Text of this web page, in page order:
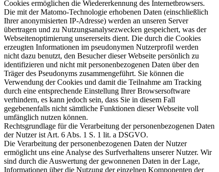
Cookies ermöglichen die Wiedererkennung des Internetbrowsers.
Die mit der Matomo-Technologie erhobenen Daten (einschließlich
Ihrer anonymisierten IP-Adresse) werden an unseren Server
übertragen und zu Nutzungsanalysezwecken gespeichert, was der
Webseitenoptimierung unsererseits dient. Die durch die Cookies
erzeugten Informationen im pseudonymen Nutzerprofil werden
nicht dazu benutzt, den Besucher dieser Webseite persönlich zu
identifizieren und nicht mit personenbezogenen Daten über den
Träger des Pseudonyms zusammengeführt. Sie können die
Verwendung der Cookies und damit die Teilnahme am Tracking
durch eine entsprechende Einstellung Ihrer Browsersoftware
verhindern, es kann jedoch sein, dass Sie in diesem Fall
gegebenenfalls nicht sämtliche Funktionen dieser Webseite voll
umfänglich nutzen können.
Rechtsgrundlage für die Verarbeitung der personenbezogenen Daten
der Nutzer ist Art. 6 Abs. 1 S. 1 lit. a DSGVO.
Die Verarbeitung der personenbezogenen Daten der Nutzer
ermöglicht uns eine Analyse des Surfverhaltens unserer Nutzer. Wir
sind durch die Auswertung der gewonnenen Daten in der Lage,
Informationen über die Nutzung der einzelnen Komponenten der